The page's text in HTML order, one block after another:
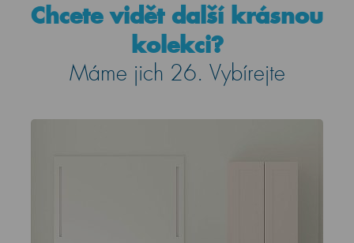
Chcete vidět další krásnou
kolekci?
Máme jich 26. Vybírejte